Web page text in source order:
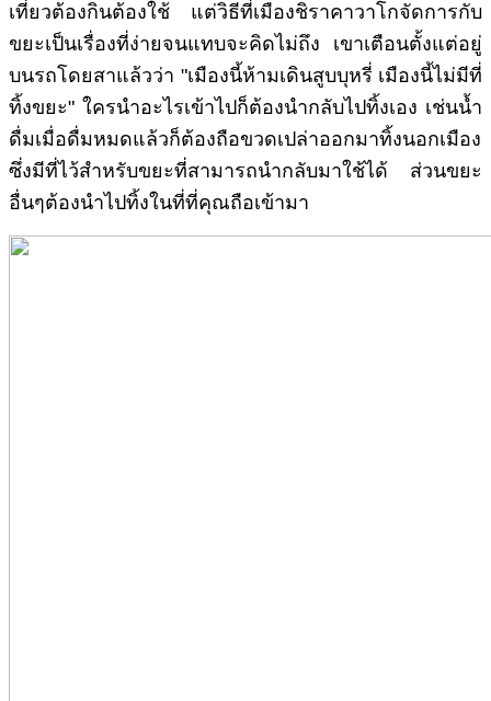
เที่ยวต้องกินต้องใช้ แต่วิธีที่เมืองชิราคาวาโกจัดการกับ
ขยะเป็นเรื่องที่ง่ายจนแทบจะคิดไม่ถึง เขาเตือนตั้งแต่อยู่
บนรถโดยสาแล้วว่า "เมืองนี้ห้ามเดินสูบบุหรี่ เมืองนี้ไม่มีที่
ทิ้งขยะ" ใครนำอะไรเข้าไปก็ต้องนำกลับไปทิ้งเอง เช่นน้ำ
ดื่มเมื่อดื่มหมดแล้วก็ต้องถือขวดเปล่าออกมาทิ้งนอกเมือง
ซึ่งมีที่ไว้สำหรับขยะที่สามารถนำกลับมาใช้ได้ ส่วนขยะ
อื่นๆต้องนำไปทิ้งในที่ที่คุณถือเข้ามา